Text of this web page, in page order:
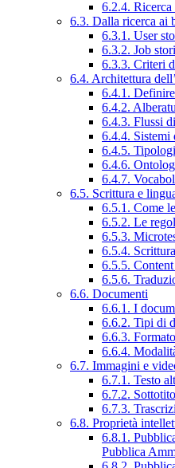
6.2.4.
6.3. Dalla ricerca ai
6.3.1. User
6.3.2. Job
6.3.3. Criteri
6.4. Architettura
6.4.1.
6.4.2.
6.4.3. Flussi
6.4.4. Sistemi
6.4.5.
6.4.6.
6.4.7.
6.5. Scrittura e
6.5.1. Come
6.5.2. Le
6.5.3.
6.5.4.
6.5.5.
6.5.6.
6.6. Documenti
6.6.1. I
6.6.2. Tipi di
6.6.3.
6.6.4.
6.7. Immagini e
6.7.1. Testo
6.7.2.
6.7.3.
6.8. Proprietà
6.8.1.
Pubblica